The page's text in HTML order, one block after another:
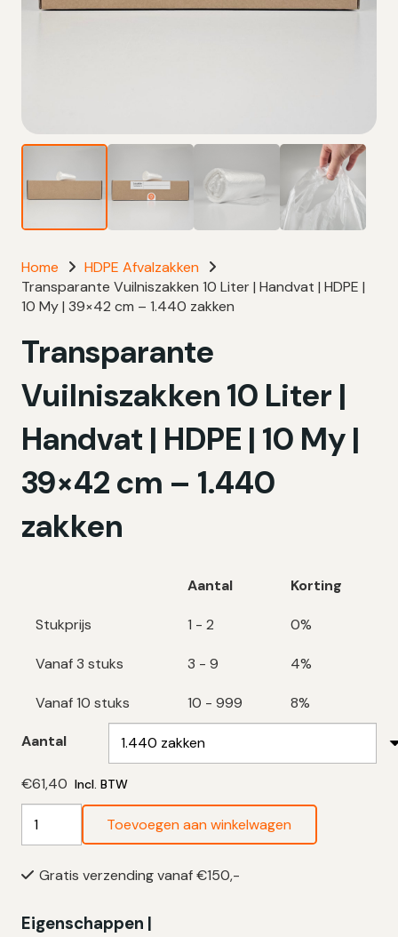
Home
HDPE Afvalzakken
Transparante Vuilniszakken 10 Liter | Handvat | HDPE |
10 My | 39×42 cm – 1.440 zakken
Transparante
Vuilniszakken 10 Liter |
Handvat | HDPE | 10 My |
39×42 cm – 1.440
zakken
Aantal Korting
Stukprijs 1 - 2 0%
Vanaf 3 stuks 3 - 9 4%
Vanaf 10 stuks 10 - 999 8%
Aantal
€61,40 Incl. BTW
Transparante
Liter
Handvat
Toevoegen aan winkelwagen
Gratis verzending vanaf €150,-
Eigenschappen |